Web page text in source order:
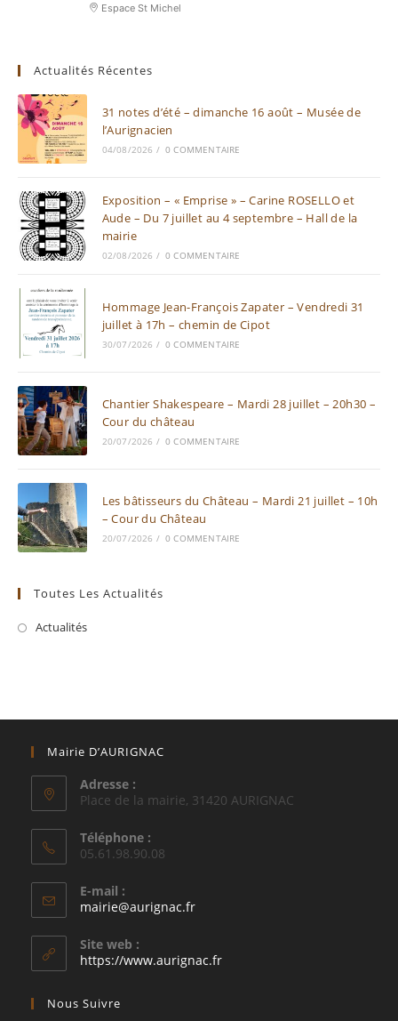
Espace St Michel
Actualités Récentes
31 notes d’été – dimanche 16 août – Musée de
l’Aurignacien
04/08/2026 / 0 COMMENTAIRE
Exposition – « Emprise » – Carine ROSELLO et
Aude – Du 7 juillet au 4 septembre – Hall de la
mairie
02/08/2026 / 0 COMMENTAIRE
Hommage Jean-François Zapater – Vendredi 31
juillet à 17h – chemin de Cipot
30/07/2026 / 0 COMMENTAIRE
Chantier Shakespeare – Mardi 28 juillet – 20h30 –
Cour du château
20/07/2026 / 0 COMMENTAIRE
Les bâtisseurs du Château – Mardi 21 juillet – 10h
– Cour du Château
20/07/2026 / 0 COMMENTAIRE
Toutes Les Actualités
Actualités
Mairie D’AURIGNAC
Adresse :
Place de la mairie, 31420 AURIGNAC
Téléphone :
05.61.98.90.08
E-mail :
mairie@aurignac.frS’ouvre
application
Site web :
https://www.aurignac.fr
Nous Suivre